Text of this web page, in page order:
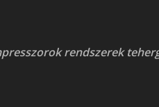
rendszerek